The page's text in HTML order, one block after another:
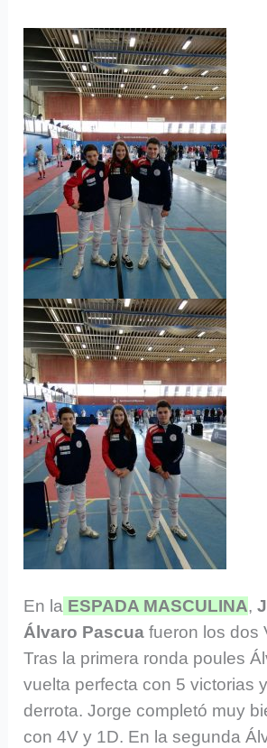
En la ESPADA MASCULINA,
Álvaro Pascua fueron los dos
Tras la primera ronda poules
vuelta perfecta con 5 victorias
derrota. Jorge completó muy
con 4V y 1D. En la segunda